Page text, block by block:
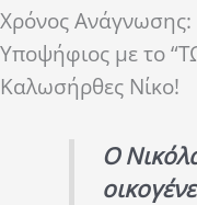
Χρόνος Ανάγνωσης:
Υποψήφιος με το
Καλωσήρθες Νίκο!
Ο